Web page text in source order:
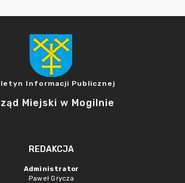
Informacji Publicznej
Miejski w Mogilnie
REDAKCJA
Administrator
Paweł Grycza